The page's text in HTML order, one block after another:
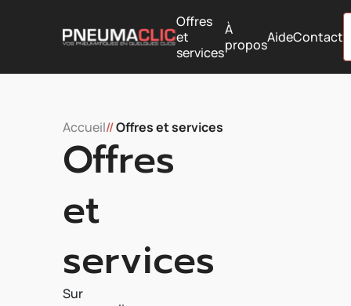
Offres
et
services
À
proposAideContact
Accueil//Offres et services
Offres
et
services
Sur